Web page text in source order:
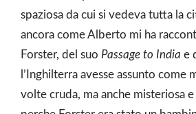
spaziosa da cui si vedeva tutta la
ancora come Alberto mi ha
Forster, del suo Passage to India e
l’Inghilterra avesse assunto come
volte cruda, ma anche misteriosa